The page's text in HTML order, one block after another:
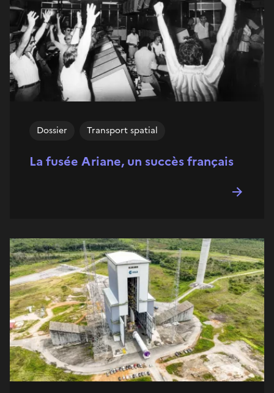
La fusée Ariane, un succès français
Dossier Transport spatial